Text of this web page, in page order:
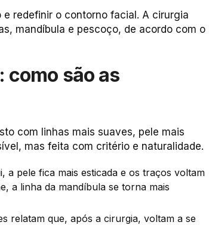
redefinir o contorno facial. A cirurgia
mandíbula e pescoço, de acordo com o
como são as
com linhas mais suaves, pele mais
mas feita com critério e naturalidade.
a pele fica mais esticada e os traços voltam
a linha da mandíbula se torna mais
relatam que, após a cirurgia, voltam a se